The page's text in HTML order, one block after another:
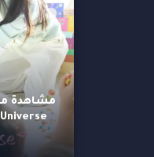
Universe الحلقة 3 مترجمة